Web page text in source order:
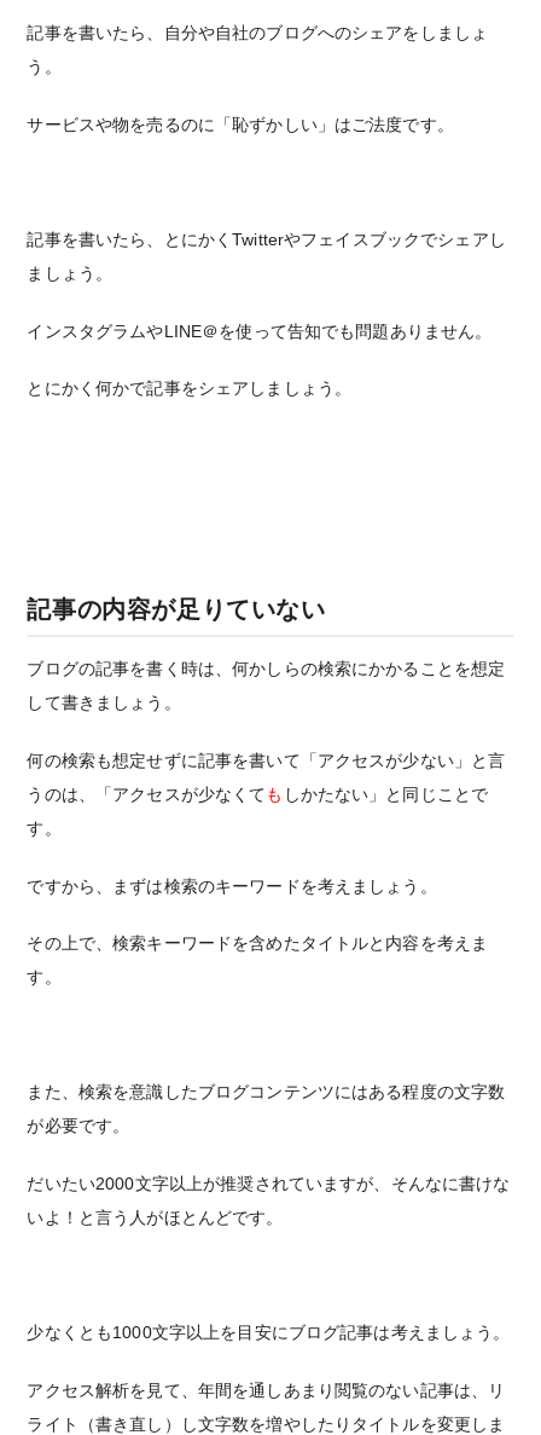
記事を書いたら、自分や自社のブログへのシェアをしましょ
う。
サービスや物を売るのに「恥ずかしい」はご法度です。
記事を書いたら、とにかくTwitterやフェイスブックでシェアし
ましょう。
インスタグラムやLINE＠を使って告知でも問題ありません。
とにかく何かで記事をシェアしましょう。
記事の内容が足りていない
ブログの記事を書く時は、何かしらの検索にかかることを想定
して書きましょう。
何の検索も想定せずに記事を書いて「アクセスが少ない」と言
うのは、「アクセスが少なくても しかたない」と同じことで
す。
ですから、まずは検索のキーワードを考えましょう。
その上で、検索キーワードを含めたタイトルと内容を考えま
す。
また、検索を意識したブログコンテンツにはある程度の文字数
が必要です。
だいたい2000文字以上が推奨されていますが、そんなに書けな
いよ！と言う人がほとんどです。
少なくとも1000文字以上を目安にブログ記事は考えましょう。
アクセス解析を見て、年間を通しあまり閲覧のない記事は、リ
ライト（書き直し）し文字数を増やしたりタイトルを変更しま